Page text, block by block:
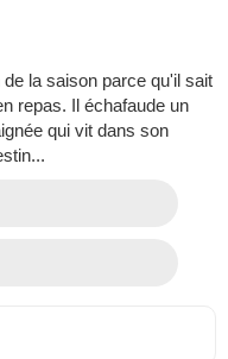
la saison parce qu'il sait
repas. Il échafaude un
qui vit dans son